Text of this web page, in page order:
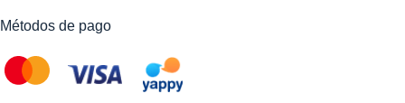
Métodos de pago